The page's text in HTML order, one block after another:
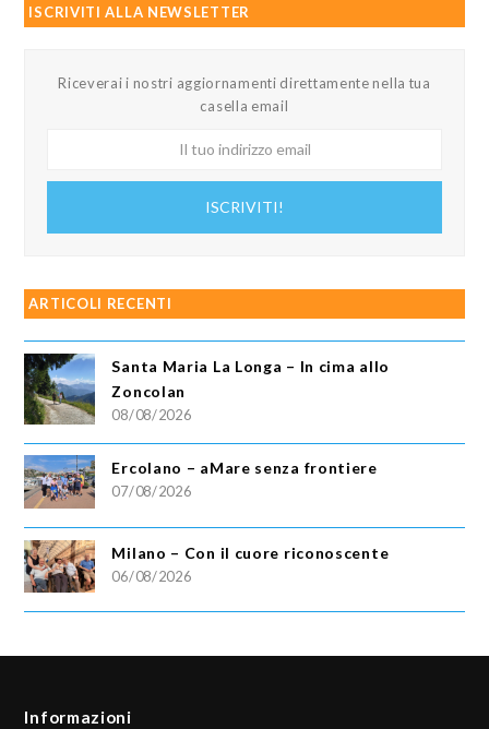
ISCRIVITI ALLA NEWSLETTER
Riceverai i nostri aggiornamenti direttamente nella tua
casella email
ISCRIVITI!
ARTICOLI RECENTI
Santa Maria La Longa – In cima allo
Zoncolan
08/08/2026
Ercolano – aMare senza frontiere
07/08/2026
Milano – Con il cuore riconoscente
06/08/2026
Informazioni